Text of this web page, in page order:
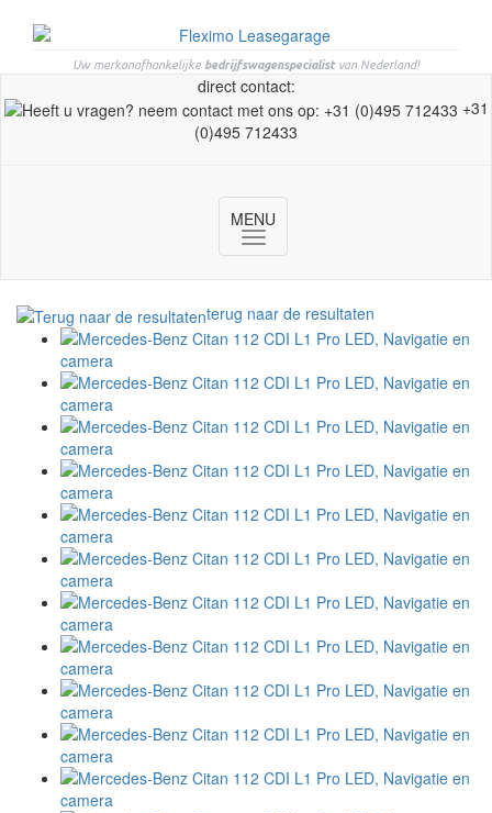
Uw merkonafhankelijke bedrijfswagenspecialistvan Nederland!
direct contact:
+31
(0)495 712433
MENU
Toggle
navigation
terug naar de resultaten